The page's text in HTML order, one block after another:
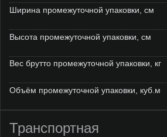
Ширина промежуточной упаковки, см
Высота промежуточной упаковки, см
Вес брутто промежуточной упаковки, кг
Объём промежуточной упаковки, куб.м
Транспортная